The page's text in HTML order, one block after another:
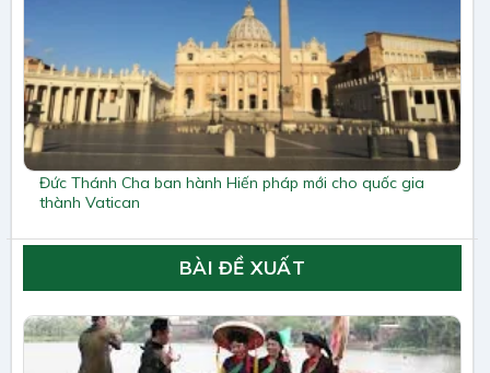
Đức Thánh Cha ban hành Hiến pháp mới cho quốc gia
thành Vatican
BÀI ĐỀ XUẤT